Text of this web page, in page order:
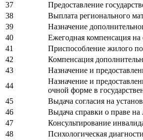
37
Предоставление
38
Выплата регионального
39
Назначение
40
Ежегодная компенсация на
41
Приспособление жилого
42
Компенсация
43
Назначение и
44
Назначение и
очной форме в
45
Выдача согласия на
46
Выдача справки о праве
47
Консультирование
48
Психологическая